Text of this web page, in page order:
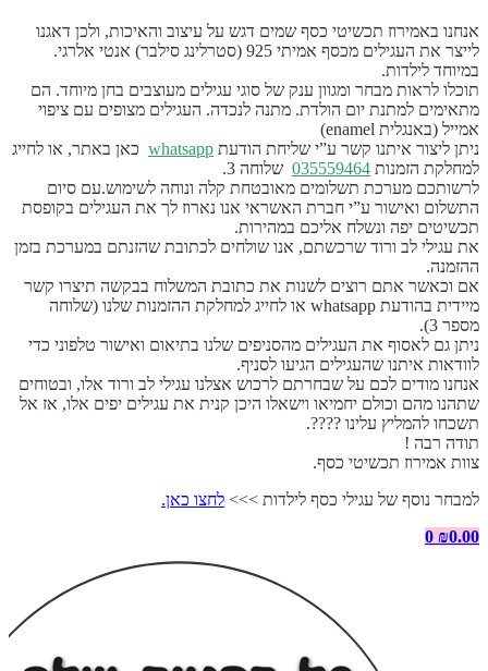
אנחנו באמירוז תכשיטי כסף שמים דגש על עיצוב והאיכות, ולכן דאגנו
לייצר את העגילים מכסף אמיתי 925 (סטרלינג סילבר) אנטי אלרגי.
במיוחד לילדות.
תוכלו לראות מבחר ומגוון ענק של סוגי עגילים מעוצבים בחן מיוחד. הם
מתאימים למתנת יום הולדת. מתנה לנכדה. העגילים מצופים עם ציפוי
אמייל (באנגלית enamel)
ניתן ליצור איתנו קשר ע”י שליחת הודעת whatsapp כאן באתר, או לחייג
למחלקת הזמנות 035559464 שלוחה 3.
לרשותכם מערכת תשלומים מאובטחת קלה ונוחה לשימוש.עם סיום
התשלום ואישור ע”י חברת האשראי אנו נארוז לך את העגילים בקופסת
תכשיטים יפה ונשלח אליכם במהירות.
את עגילי לב ורוד שרכשתם, אנו שולחים לכתובת שהזנתם במערכת בזמן
ההזמנה.
אם וכאשר אתם רוצים לשנות את כתובת המשלוח בבקשה תיצרו קשר
מיידית בהודעת whatsapp או לחייג למחלקת ההזמנות שלנו (שלוחה
מספר 3).
ניתן גם לאסוף את העגילים מהסניפים שלנו בתיאום ואישור טלפוני כדי
לוודאות איתנו שהעגילים הגיעו לסניף.
אנחנו מודים לכם על שבחרתם לרכוש אצלנו עגילי לב ורוד אלו, ובטוחים
שתהנו מהם וכולם יחמיאו וישאלו היכן קנית את עגילים יפים אלו, אז אל
תשכחו להמליץ עלינו ????.
תודה רבה !
צוות אמירוז תכשיטי כסף.
למבחר נוסף של עגילי כסף לילדות >>> לחצו כאן.
₪0.00
0